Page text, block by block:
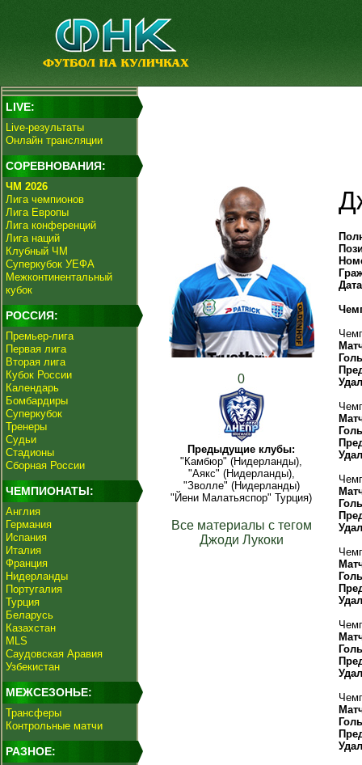
LIVE:
Live-результаты
Онлайн трансляции
СОРЕВНОВАНИЯ:
ЧМ 2026
Лига чемпионов
Лига Европы
Лига конференций
Лига наций
Клубный ЧМ
Суперкубок УЕФА
Межконтинентальный
кубок
РОССИЯ:
Премьер-лига
Первая лига
Вторая лига
Кубок России
Календарь
Бомбардиры
Суперкубок
Тренеры
Судьи
Стадионы
Сборная России
ЧЕМПИОНАТЫ:
Англия
Германия
Испания
Италия
Франция
Нидерланды
Португалия
Турция
Беларусь
Казахстан
MLS
Саудовская Аравия
Узбекистан
МЕЖСЕЗОНЬЕ:
Трансферы
Контрольные матчи
РАЗНОЕ:
0
Предыдущие клубы:
"Камбюр" (Нидерланды),
"Аякс" (Нидерланды),
"Зволле" (Нидерланды)
"Йени Малатьяспор" Турция)
Все материалы с тегом
Джоди Лукоки